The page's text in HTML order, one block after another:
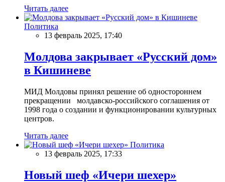
Читать далее
Политика
13 февраль 2025, 17:40
Молдова закрывает «Русский дом»
в Кишиневе
МИД Молдовы принял решение об одностороннем
прекращении молдавско-российского соглашения от
1998 года о создании и функционировании культурных
центров.
Читать далее
Политика
13 февраль 2025, 17:33
Новый шеф «Ичери шехер»